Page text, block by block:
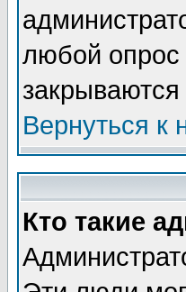
любой опрос
Вернуться к
Кто такие